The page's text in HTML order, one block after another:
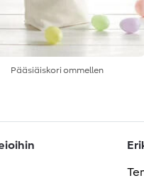
Pääsiäiskori ommellen